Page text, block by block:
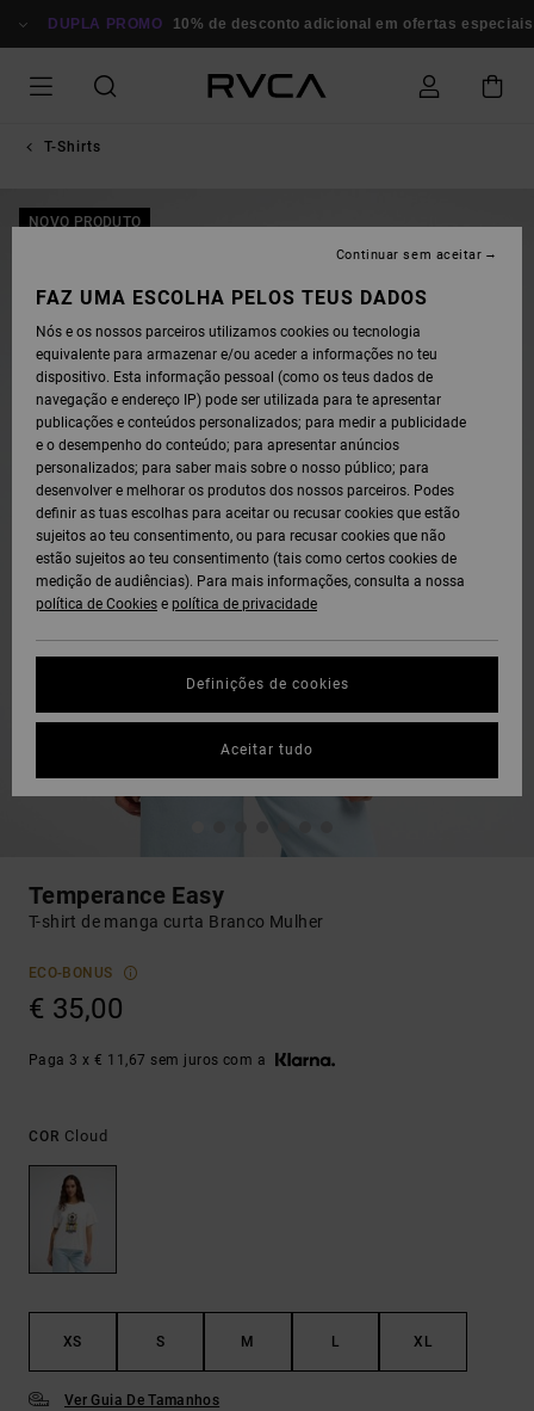
PARA
DUPLA PROMO 10% de desconto adicional em ofertas especiais
T-Shirts
NOVO PRODUTO
Temperance Easy
T-shirt de manga curta Branco Mulher
ECO-BONUS
€ 35,00
Paga 3 x € 11,67 sem juros com a
COR Cloud
XS S M L XL
Ver Guia De Tamanhos
FAZ UMA ESCOLHA PELOS TEUS DADOS
Nós e os nossos parceiros utilizamos cookies ou tecnologia
equivalente para armazenar e/ou aceder a informações no teu
dispositivo. Esta informação pessoal (como os teus dados de
navegação e endereço IP) pode ser utilizada para te apresentar
publicações e conteúdos personalizados; para medir a publicidade
e o desempenho do conteúdo; para apresentar anúncios
personalizados; para saber mais sobre o nosso público; para
desenvolver e melhorar os produtos dos nossos parceiros. Podes
definir as tuas escolhas para aceitar ou recusar cookies que estão
sujeitos ao teu consentimento, ou para recusar cookies que não
estão sujeitos ao teu consentimento (tais como certos cookies de
medição de audiências). Para mais informações, consulta a nossa
política de Cookies e política de privacidade
Definições de cookies
Continuar sem aceitar
Aceitar tudo